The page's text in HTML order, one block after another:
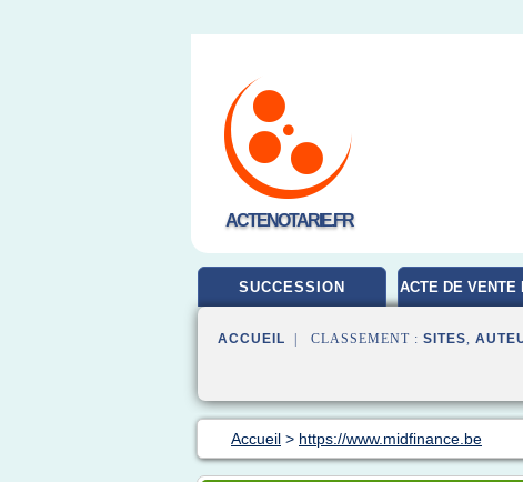
ACTENOTARIE.FR
SUCCESSION ACTE DE VENTE
ACCUEIL | CLASSEMENT : SITES,
Accueil > https://www.midfinance.be